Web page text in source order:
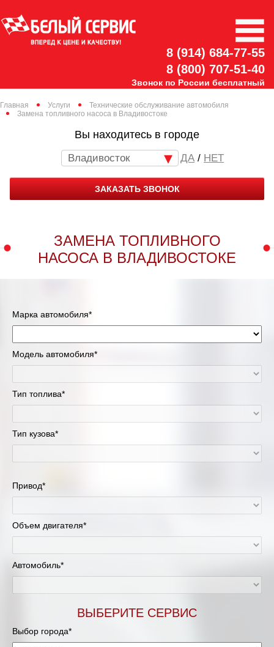
8 (914) 684-77-55
8 (800) 707-51-40
Звонок по России бесплатный
Главная Услуги
Технические обслуживание автомобиля
Замена топливного насоса в Владивостоке
Вы находитесь в городе
Владивосток / НЕТ
ЗАКАЗАТЬ ЗВОНОК
ЗАМЕНА ТОПЛИВНОГО
НАСОСА В ВЛАДИВОСТОКЕ
Марка автомобиля*
Модель автомобиля*
Тип топлива*
Тип кузова*
Привод*
Объем двигателя*
Автомобиль*
ВЫБЕРИТЕ СЕРВИС
Выбор города*